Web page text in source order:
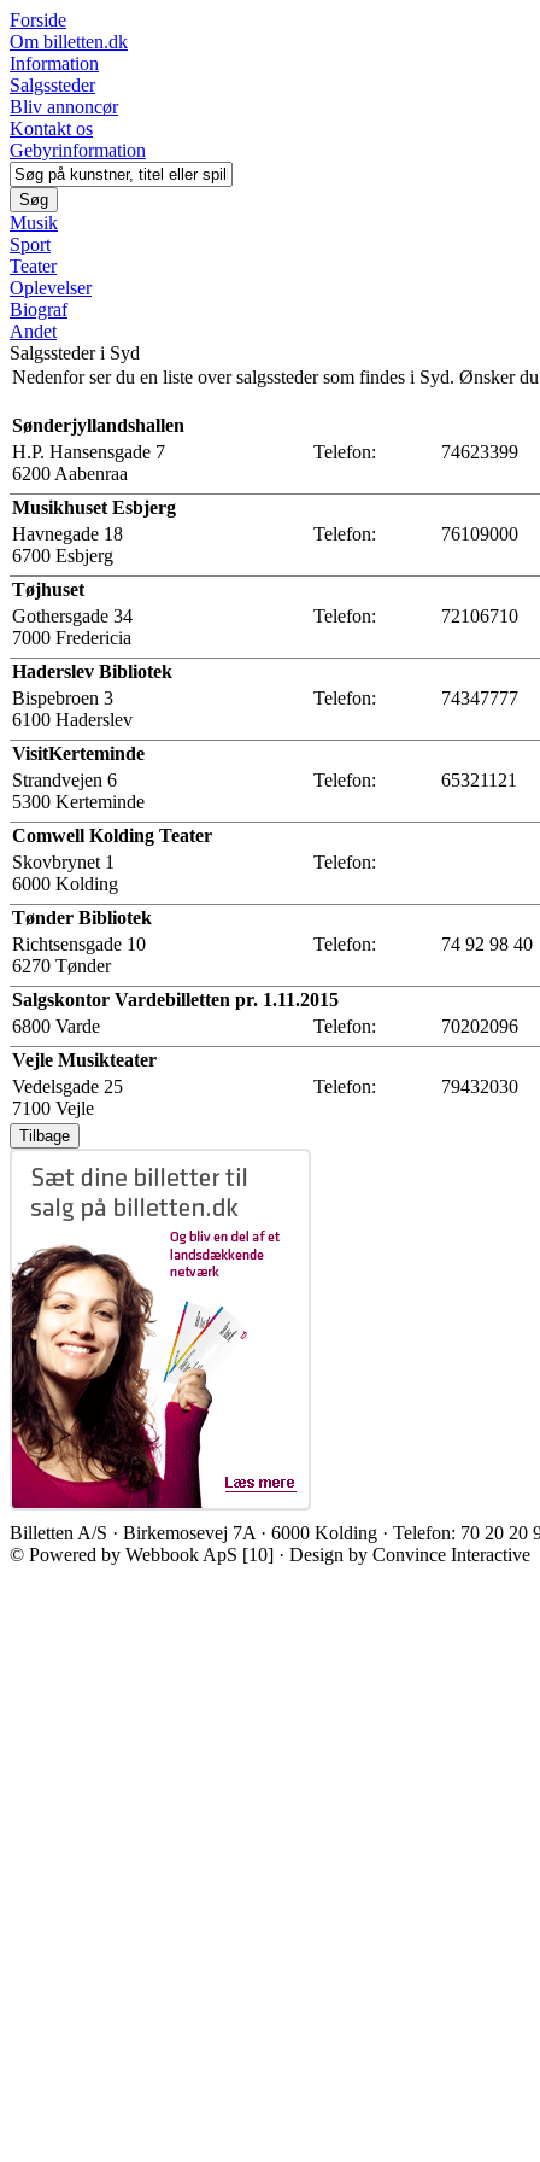
Forside
Om billetten.dk
Information
Salgssteder
Bliv annoncør
Kontakt os
Gebyrinformation
Musik
Sport
Teater
Oplevelser
Biograf
Andet
Salgssteder i Syd
Nedenfor ser du en liste over salgssteder som findes i Syd. Ønsker
Sønderjyllandshallen
H.P. Hansensgade 7
6200 Aabenraa
Telefon: 74623399
Musikhuset Esbjerg
Havnegade 18
6700 Esbjerg
Telefon: 76109000
Tøjhuset
Gothersgade 34
7000 Fredericia
Telefon: 72106710
Haderslev Bibliotek
Bispebroen 3
6100 Haderslev
Telefon: 74347777
VisitKerteminde
Strandvejen 6
5300 Kerteminde
Telefon: 65321121
Comwell Kolding Teater
Skovbrynet 1
6000 Kolding
Telefon:
Tønder Bibliotek
Richtsensgade 10
6270 Tønder
Telefon: 74 92 98 40
Salgskontor Vardebilletten pr. 1.11.2015
6800 Varde
Telefon:
70202096
Vejle Musikteater
Vedelsgade 25
7100 Vejle
Telefon: 79432030
Billetten A/S · Birkemosevej 7A · 6000 Kolding · Telefon: 70 20
© Powered by Webbook ApS [10] · Design by Convince Interactive